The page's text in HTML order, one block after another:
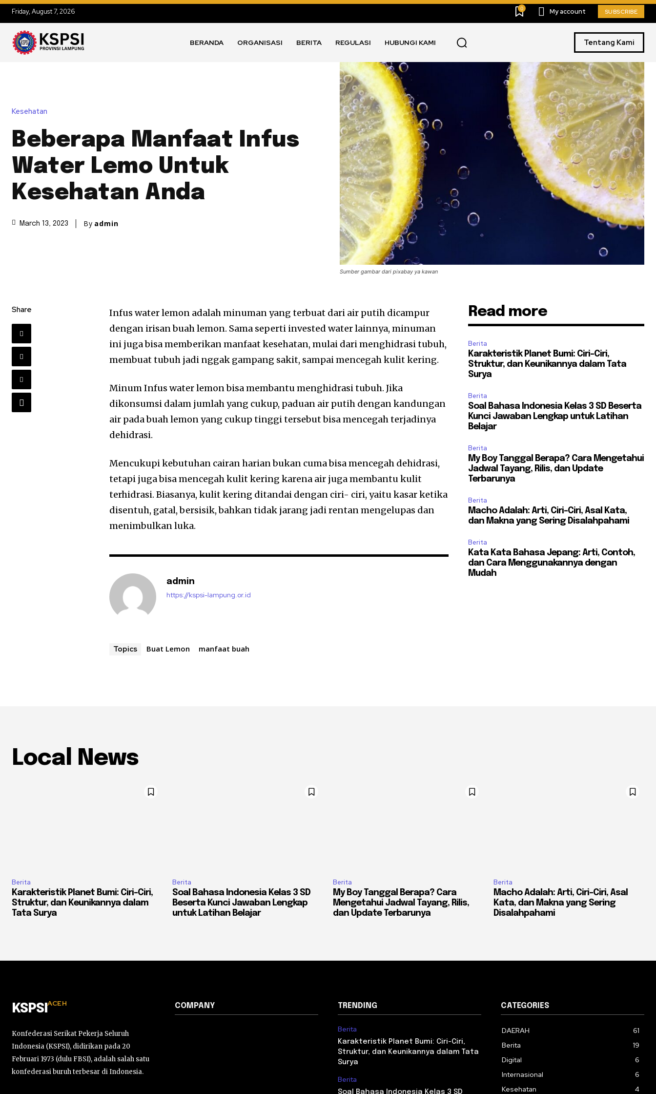
Friday, August 7, 2026 0 My account SUBSCRIBE
BERANDA ORGANISASI BERITA REGULASI HUBUNGI KAMI Tentang Kami
Kesehatan
Beberapa Manfaat Infus
Water Lemo Untuk
Kesehatan Anda
March 13, 2023 By admin
Sumber gambar dari pixabay ya kawan
Share
Infus water lemon adalah minuman yang terbuat dari air putih dicampur
dengan irisan buah lemon. Sama seperti invested water lainnya, minuman
ini juga bisa memberikan manfaat kesehatan, mulai dari menghidrasi tubuh,
membuat tubuh jadi nggak gampang sakit, sampai mencegah kulit kering.
Minum Infus water lemon bisa membantu menghidrasi tubuh. Jika
dikonsumsi dalam jumlah yang cukup, paduan air putih dengan kandungan
air pada buah lemon yang cukup tinggi tersebut bisa mencegah terjadinya
dehidrasi.
Mencukupi kebutuhan cairan harian bukan cuma bisa mencegah dehidrasi,
tetapi juga bisa mencegah kulit kering karena air juga membantu kulit
terhidrasi. Biasanya, kulit kering ditandai dengan ciri- ciri, yaitu kasar ketika
disentuh, gatal, bersisik, bahkan tidak jarang jadi rentan mengelupas dan
menimbulkan luka.
admin
https://kspsi-lampung.or.id
Topics Buat Lemon manfaat buah
Read more
Berita
Karakteristik Planet Bumi: Ciri-Ciri,
Struktur, dan Keunikannya dalam Tata
Surya
Berita
Soal Bahasa Indonesia Kelas 3 SD Beserta
Kunci Jawaban Lengkap untuk Latihan
Belajar
Berita
My Boy Tanggal Berapa? Cara Mengetahui
Jadwal Tayang, Rilis, dan Update
Terbarunya
Berita
Macho Adalah: Arti, Ciri-Ciri, Asal Kata,
dan Makna yang Sering Disalahpahami
Berita
Kata Kata Bahasa Jepang: Arti, Contoh,
dan Cara Menggunakannya dengan
Mudah
Local News
Berita
Karakteristik Planet Bumi: Ciri-Ciri,
Struktur, dan Keunikannya dalam
Tata Surya
Berita
Soal Bahasa Indonesia Kelas 3 SD
Beserta Kunci Jawaban Lengkap
untuk Latihan Belajar
Berita
My Boy Tanggal Berapa? Cara
Mengetahui Jadwal Tayang, Rilis,
dan Update Terbarunya
Berita
Macho Adalah: Arti, Ciri-Ciri, Asal
Kata, dan Makna yang Sering
Disalahpahami
KSPSI ACEH
Konfederasi Serikat Pekerja Seluruh
Indonesia (KSPSI), didirikan pada 20
Februari 1973 (dulu FBSI), adalah salah satu
konfederasi buruh terbesar di Indonesia.
COMPANY TRENDING
Berita
Karakteristik Planet Bumi: Ciri-Ciri,
Struktur, dan Keunikannya dalam Tata
Surya
Berita
Soal Bahasa Indonesia Kelas 3 SD
CATEGORIES
DAERAH
61
Berita
19
Digital
6
Internasional
6
Kesehatan
4